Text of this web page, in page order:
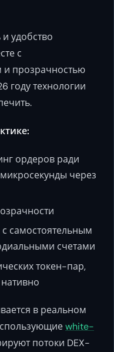
и удобство
с
и прозрачностью
году технологии
ордеров ради
через
самостоятельным
счетами
токен-пар,
в реальном
white-
потоки DEX-